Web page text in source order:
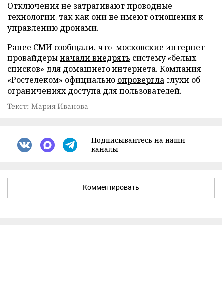
Отключения не затрагивают проводные
технологии, так как они не имеют отношения к
управлению дронами.
Ранее СМИ сообщали, что московские интернет-
провайдерыначали внедрять систему «белых
списков» для домашнего интернета. Компания
«Ростелеком» официально опровергла слухи об
ограничениях доступа для пользователей.
Текст: Мария Иванова
Подписывайтесь на наши
каналы
Комментировать